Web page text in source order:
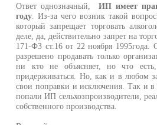
Ответ однозначный, ИП имеет
году . Из-за чего возник такой
который запрещает торговать
деле, да, действительно запрет на
171-ФЗ ст.16 от 22 ноября 1995года.
разрешено продавать только
ни кто не объясняет, но что
придерживаться. Но, как и в любом
свои поправки и исключения. Так и
попали ИП сельхозпроизводители,
собственного производства.